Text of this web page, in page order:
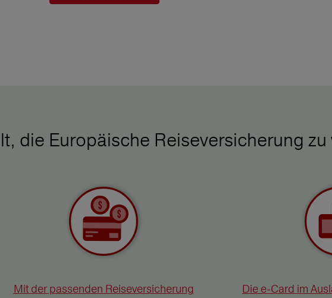
die Europäische Reiseversicherung zu
Mit der passenden Reiseversicherung
Die e-Card im